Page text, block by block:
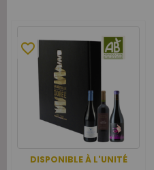
DISPONIBLE À L'UNITÉ
favorite_border